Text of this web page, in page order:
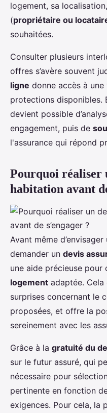
logement, sa
(propriétaire ou
souhaitées.
Consulter plusieurs
offres s’avère souvent
ligne donne accès à une
protections disponibles.
devient possible
engagement, puis de
l'assurance qui répond
Pourquoi réaliser
habitation avant
Avant même d’envisager
demander un devis
une aide précieuse pour
logement adaptée. Cela
surprises concernant le
proposées, et offre la
sereinement avec les
Grâce à la gratuité du
sur le futur assuré, qui
nécessaire pour
pertinente en fonction
exigences. Pour cela, la